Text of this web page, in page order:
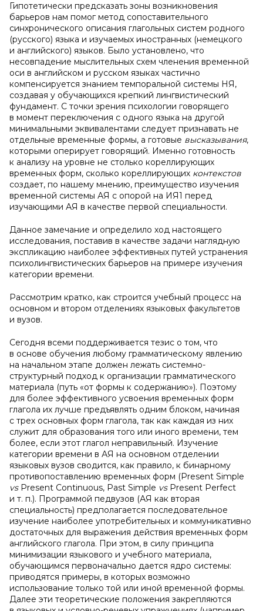
Гипотетически предсказать зоны возникновения
барьеров нам помог метод сопоставительного
синхронического описания глагольных систем родного
(русского) языка и изучаемых иностранных (немецкого
и английского) языков. Было установлено, что
несовпадение мыслительных схем членения временной
оси в английском и русском языках частично
компенсируется знанием темпоральной системы НЯ,
создавая у обучающихся крепкий лингвистический
фундамент. С точки зрения психологии говорящего
в момент переключения с одного языка на другой
минимальными эквивалентами следует признавать не
отдельные временные формы, а готовые высказывания,
которыми оперирует говорящий. Именно готовность
к анализу на уровне не столько кореллирующих
временных форм, сколько кореллирующих контекстов
создает, по нашему мнению, преимущество изучения
временной системы АЯ с опорой на ИЯ1 перед
изучающими АЯ в качестве первой специальности.
Данное замечание и определило ход настоящего
исследования, поставив в качестве задачи наглядную
экспликацию наиболее эффективных путей устранения
психолингвистических барьеров на примере изучения
категории времени.
Рассмотрим кратко, как строится учебный процесс на
основном и втором отделениях языковых факультетов
и вузов.
Сегодня всеми поддерживается тезис о том, что
в основе обучения любому грамматическому явлению
на начальном этапе должен лежать системно-
структурный подход к организации грамматического
материала (путь «от формы к содержанию»). Поэтому
для более эффективного усвоения временных форм
глагола их лучше предъявлять одним блоком, начиная
с трех основных форм глагола, так как каждая из них
служит для образования того или иного времени, тем
более, если этот глагол неправильный. Изучение
категории времени в АЯ на основном отделении
языковых вузов сводится, как правило, к бинарному
противопоставлению временных форм (Present Simple
vsPresent Continuous, Past Simple vsPresent Perfect
и т. п.). Программой педвузов (АЯ как вторая
специальность) предполагается последовательное
изучение наиболее употребительных и коммуникативно
достаточных для выражения действия временных форм
английского глагола. При этом, в силу принципа
минимизации языкового и учебного материала,
обучающимся первоначально дается ядро системы:
приводятся примеры, в которых возможно
использование только той или иной временной формы.
Далее эти теоретические положения закрепляются